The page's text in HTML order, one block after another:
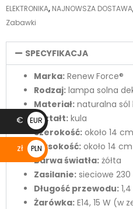
ELEKTRONIKA, NAJNOWSZA DOSTAWA
Zabawki
SPECYFIKACJA
Marka: Renew Force®
Rodzaj: lampa solna
Materiał: naturalna sól
Kształt: kula
Szerokość: około 14 cm
Wysokość: około 14 cm
Barwa światła: żółta
Zasilanie: sieciowe 230
Długość przewodu:
Żarówka: E14, 15 W (w
€
EUR
€
zł
PLN
zł